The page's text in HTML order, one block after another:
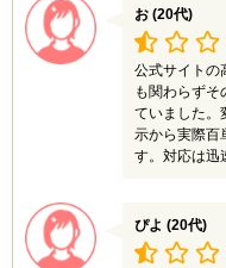
お (20代)
公式サイトの
も関わらず
ていました。
示から実際百
す。対応は迅
ぴよ (20代)